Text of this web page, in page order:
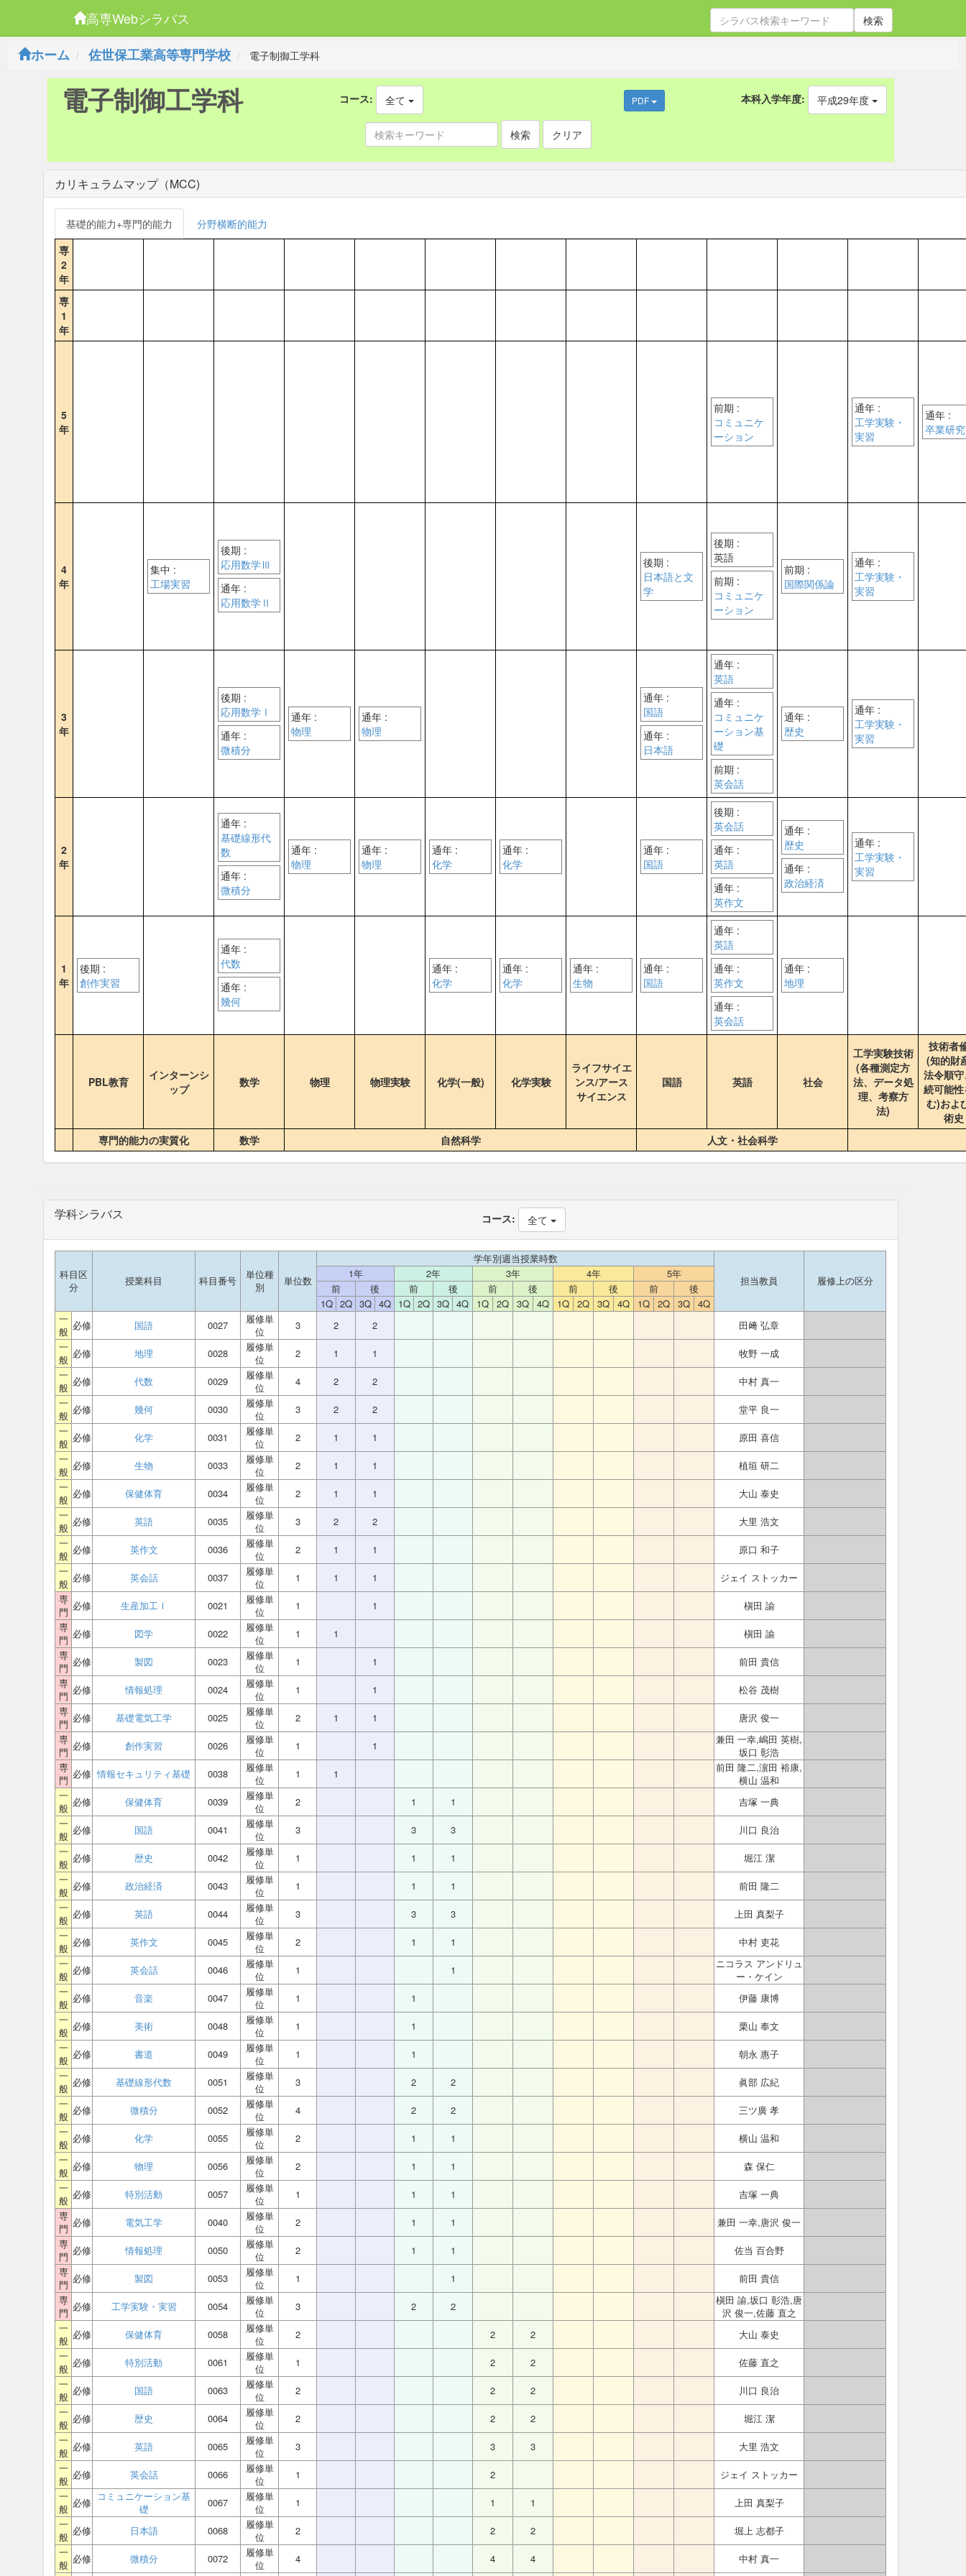
高専Webシラバス 検索
ホーム 佐世保工業高等専門学校 電子制御工学科
電子制御工学科 コース: 全て
検索 クリア
PDF 本科入学年度: 平成29年度
カリキュラムマップ（MCC)
基礎的能力+専門的能力
分野横断的能力
専
2
年
専
1
年
5
年
前期 :
コミュニケ
ーション
通年 :
工学実験・
実習
通年 :
卒業研究
4
年
集中 :
工場実習
後期 :
応用数学Ⅲ
通年 :
応用数学Ⅱ
後期 :
日本語と文
学
後期 :
英語
前期 :
コミュニケ
ーション
前期 :
国際関係論
通年 :
工学実験・
実習
3
年
後期 :
応用数学Ⅰ
通年 :
微積分
通年 :
物理
通年 :
物理
通年 :
国語
通年 :
日本語
通年 :
英語
通年 :
コミュニケ
ーション基
礎
前期 :
英会話
通年 :
歴史
通年 :
工学実験・
実習
2
年
通年 :
基礎線形代
数
通年 :
微積分
通年 :
物理
通年 :
物理
通年 :
化学
通年 :
化学
通年 :
国語
後期 :
英会話
通年 :
英語
通年 :
英作文
通年 :
歴史
通年 :
政治経済
通年 :
工学実験・
実習
1
年
後期 :
創作実習
通年 :
代数
通年 :
幾何
通年 :
化学
通年 :
化学
通年 :
生物
通年 :
国語
通年 :
英語
通年 :
英作文
通年 :
英会話
通年 :
地理
PBL教育
インターンシ
ップ
数学 物理 物理実験 化学(一般) 化学実験
ライフサイエ
ンス/アース
サイエンス
国語 英語 社会
工学実験技術
(各種測定方
法、データ処
理、考察方
法)
技術者
(知的財
法令順
続可能
む)およ
術史
専門的能力の実質化
数学 自然科学 人文・社会科学
学科シラバス コース: 全て
科目区
分
授業科目 科目番号
単位種
別
単位数
学年別週当授業時数
担当教員
履修上の区分
1年 2年 3年 4年
5年
前
後 前 後 前 後 前 後 前
後
1Q 2Q 3Q 4Q 1Q 2Q 3Q 4Q 1Q 2Q 3Q 4Q 1Q 2Q 3Q 4Q 1Q 2Q 3Q 4Q
一
般 必修 国語 0027
履修単
位
3 2 2
田﨑 弘章
一
般 必修 地理 0028
履修単
位
2 1 1
牧野 一成
一
般 必修 代数 0029
履修単
位
4 2 2
中村 真一
一
般 必修 幾何 0030
履修単
位
3 2 2
堂平 良一
一
般 必修 化学 0031
履修単
位
2 1 1
原田 喜信
一
般 必修 生物 0033
履修単
位
2 1 1
植垣 研二
一
般 必修 保健体育 0034
履修単
位
2 1 1
大山 泰史
一
般 必修 英語 0035
履修単
位
3 2 2
大里 浩文
一
般 必修 英作文 0036
履修単
位
2 1 1
原口 和子
一
般 必修 英会話 0037
履修単
位
1 1 1
ジェイ ストッカー
専
門 必修 生産加工Ⅰ 0021
履修単
位
1 1
槇田 諭
専
門 必修 図学 0022
履修単
位
1 1
槇田 諭
専
門 必修 製図 0023
履修単
位
1 1
前田 貴信
専
門 必修 情報処理 0024
履修単
位
1 1
松谷 茂樹
専
門 必修 基礎電気工学 0025
履修単
位
2 1 1
唐沢 俊一
専
門 必修 創作実習 0026
履修単
位
1 1
兼田 一幸,嶋田 英樹,
坂口 彰浩
専
門 必修 情報セキュリティ基礎 0038
履修単
位
1 1
前田 隆二,濵田 裕康,
横山 温和
一
般 必修 保健体育 0039
履修単
位
2 1 1
吉塚 一典
一
般 必修 国語 0041
履修単
位
3 3 3
川口 良治
一
般 必修 歴史 0042
履修単
位
1 1 1
堀江 潔
一
般 必修 政治経済 0043
履修単
位
1 1 1
前田 隆二
一
般 必修 英語 0044
履修単
位
3 3 3
上田 真梨子
一
般 必修 英作文 0045
履修単
位
2 1 1
中村 吏花
一
般 必修 英会話 0046
履修単
位
1 1
ニコラス アンドリュ
ー・ケイン
一
般 必修 音楽 0047
履修単
位
1 1
伊藤 康博
一
般 必修 美術 0048
履修単
位
1 1
栗山 奉文
一
般 必修 書道 0049
履修単
位
1 1
朝永 惠子
一
般 必修 基礎線形代数 0051
履修単
位
3 2 2
眞部 広紀
一
般 必修 微積分 0052
履修単
位
4 2 2
三ツ廣 孝
一
般 必修 化学 0055
履修単
位
2 1 1
横山 温和
一
般 必修 物理 0056
履修単
位
2 1 1
森 保仁
一
般 必修 特別活動 0057
履修単
位
1 1 1
吉塚 一典
専
門 必修 電気工学 0040
履修単
位
2 1 1
兼田 一幸,唐沢 俊一
専
門 必修 情報処理 0050
履修単
位
2 1 1
佐当 百合野
専
門 必修 製図 0053
履修単
位
1 1
前田 貴信
専
門 必修 工学実験・実習 0054
履修単
位
3 2 2
槇田 諭,坂口 彰浩,唐
沢 俊一,佐藤 直之
一
般 必修 保健体育 0058
履修単
位
2 2 2
大山 泰史
一
般 必修 特別活動 0061
履修単
位
1 2 2
佐藤 直之
一
般 必修 国語 0063
履修単
位
2 2 2
川口 良治
一
般 必修 歴史 0064
履修単
位
2 2 2
堀江 潔
一
般 必修 英語 0065
履修単
位
3 3 3
大里 浩文
一
般 必修 英会話 0066
履修単
位
1 2
ジェイ ストッカー
一
般 必修 コミュニケーション基
礎
0067
履修単
位
1 1 1
上田 真梨子
一
般 必修 日本語 0068
履修単
位
2 2 2
堀上 志都子
一
般 必修 微積分 0072
履修単
位
4 4 4
中村 真一